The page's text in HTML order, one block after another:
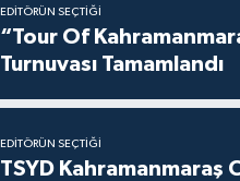
EDITÖRÜN SEÇTIĞI
“Tour Of
Turnuvası Tamamlandı
EDITÖRÜN SEÇTIĞI
TSYD Kahramanmaraş